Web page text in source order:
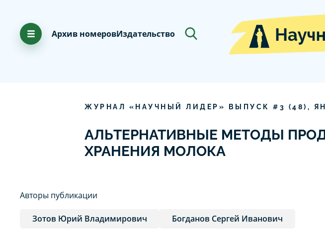
Архив номеровИздательство
ЖУРНАЛ «НАУЧНЫЙ ЛИДЕР» ВЫПУСК # 3 (48),
АЛЬТЕРНАТИВНЫЕ МЕТОДЫ
ХРАНЕНИЯ МОЛОКА
Авторы публикации
Зотов Юрий Владимирович
Богданов Сергей Иванович